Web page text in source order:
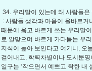
34. 우리말이 있는데 왜 사람들
: 사람들 생각과 마음이 올바르
때문에 옳고 바르게 쓰는 우리말
로 알맞으며 바르게 가다듬는 우
지식이 높아 보인다고 여기니, 오
걷어내고, 학력차별이나 도시문
일구는 ‘작으면서 예쁘고 착한 내